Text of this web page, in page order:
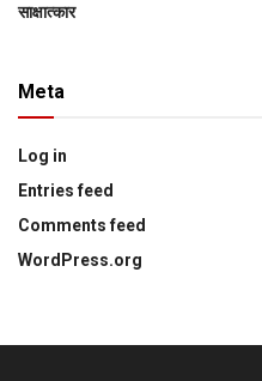
साक्षात्‍कार
Meta
Log in
Entries feed
Comments feed
WordPress.org